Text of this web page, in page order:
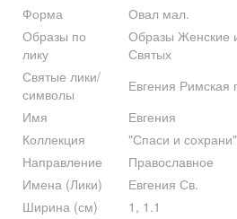
Форма
Овал мал.
Образы по
лику
Образы Женские
Святых
Святые лики/
символы
Евгения Римская
Имя
Евгения
Коллекция
"Спаси и
Направление
Православное
Имена (Лики)
Евгения Св.
Ширина (см)
1, 1.1